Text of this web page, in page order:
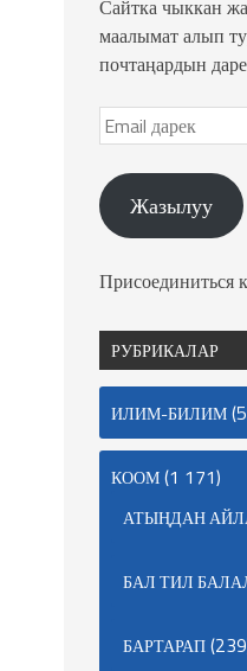
Сайтка чыккан
маалымат алып
почтаңардын
Жазылуу
Присоединиться
РУБРИКАЛАР
ИЛИМ-БИЛИМ
КООМ(1 171)
АТЫҢДАН
БАЛ ТИЛ
БАРТАРАП